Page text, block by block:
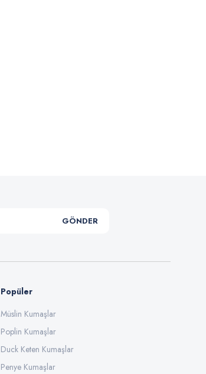
GÖNDER
Popüler
Müslin Kumaşlar
Poplin Kumaşlar
Duck Keten Kumaşlar
Penye Kumaşlar